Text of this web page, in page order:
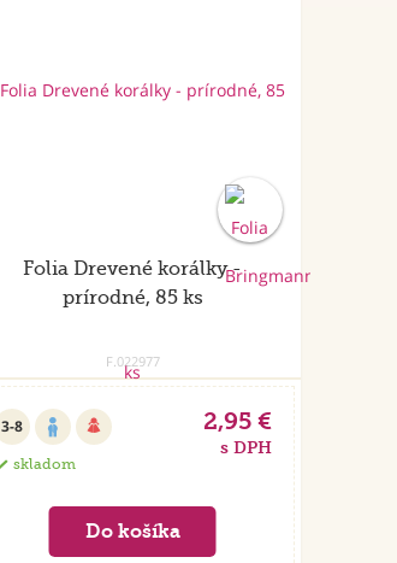
Folia Drevené korálky -
prírodné, 85 ks
F.022977
3-8
skladom
2,95 €
s DPH